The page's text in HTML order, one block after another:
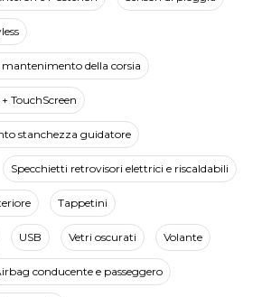
mantenimento della corsia
TouchScreen
stanchezza guidatore
Specchietti retrovisori elettrici e riscaldabili
Tappetini
USB Vetri oscurati Volante
conducente e passeggero